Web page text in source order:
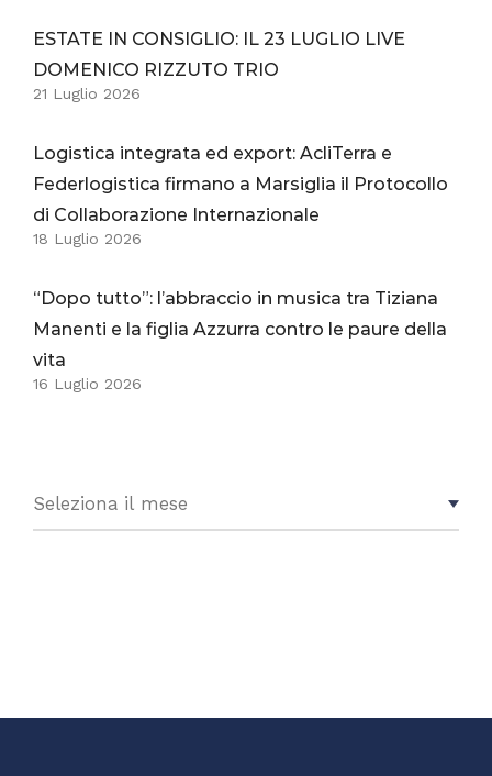
ESTATE IN CONSIGLIO: IL 23 LUGLIO LIVE
DOMENICO RIZZUTO TRIO
21 Luglio 2026
Logistica integrata ed export: AcliTerra e
Federlogistica firmano a Marsiglia il Protocollo
di Collaborazione Internazionale
18 Luglio 2026
“Dopo tutto”: l’abbraccio in musica tra Tiziana
Manenti e la figlia Azzurra contro le paure della
vita
16 Luglio 2026